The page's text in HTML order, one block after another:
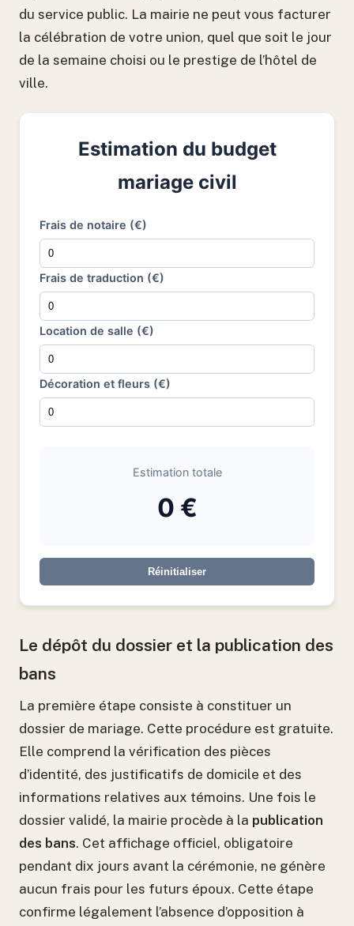
du service public. La mairie ne peut vous facturer
la célébration de votre union, quel que soit le jour
de la semaine choisi ou le prestige de l’hôtel de
ville.
Estimation du budget
mariage civil
Frais de notaire (€)
Frais de traduction (€)
Location de salle (€)
Décoration et fleurs (€)
Estimation totale
0 €
Réinitialiser
Le dépôt du dossier et la publication des
bans
La première étape consiste à constituer un
dossier de mariage. Cette procédure est gratuite.
Elle comprend la vérification des pièces
d’identité, des justificatifs de domicile et des
informations relatives aux témoins. Une fois le
dossier validé, la mairie procède à la publication
des bans. Cet affichage officiel, obligatoire
pendant dix jours avant la cérémonie, ne génère
aucun frais pour les futurs époux. Cette étape
confirme légalement l’absence d’opposition à